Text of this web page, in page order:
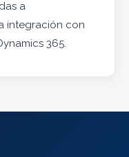
a
integración con
365.